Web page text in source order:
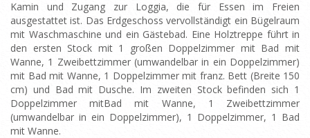
Kamin und Zugang zur Loggia, die für Essen im Freien
ausgestattet ist. Das Erdgeschoss vervollständigt ein Bügelraum
mit Waschmaschine und ein Gästebad. Eine Holztreppe führt in
den ersten Stock mit 1 großen Doppelzimmer mit Bad mit
Wanne, 1 Zweibettzimmer (umwandelbar in ein Doppelzimmer)
mit Bad mit Wanne, 1 Doppelzimmer mit franz. Bett (Breite 150
cm) und Bad mit Dusche. Im zweiten Stock befinden sich 1
Doppelzimmer mitBad mit Wanne, 1 Zweibettzimmer
(umwandelbar in ein Doppelzimmer), 1 Doppelzimmer, 1 Bad
mit Wanne.